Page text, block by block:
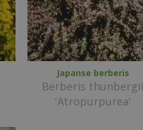
Japanse berberis
Berberis thunbergii
'Atropurpurea'